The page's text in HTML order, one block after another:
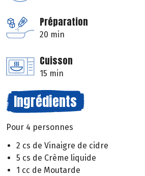
Préparation
20 min
Cuisson
15 min
Ingrédients
Pour 4 personnes
2 cs de Vinaigre de cidre
5 cs de Crème liquide
1 cc de Moutarde